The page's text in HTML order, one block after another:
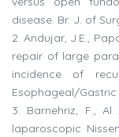
disease. Br. J. of
2. Andujar, J.E.,
repair of large
incidence of
Esophageal/Gastric
3. Barnehriz, F.,
laparoscopic